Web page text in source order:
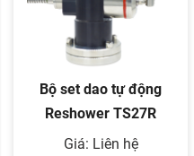
Bộ set dao tự động
Reshower TS27R
Giá: Liên hệ